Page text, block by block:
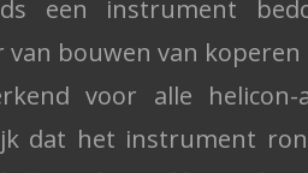
een instrument
van bouwen van
voor alle
dat het instrument